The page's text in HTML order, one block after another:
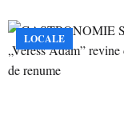
LOCALE